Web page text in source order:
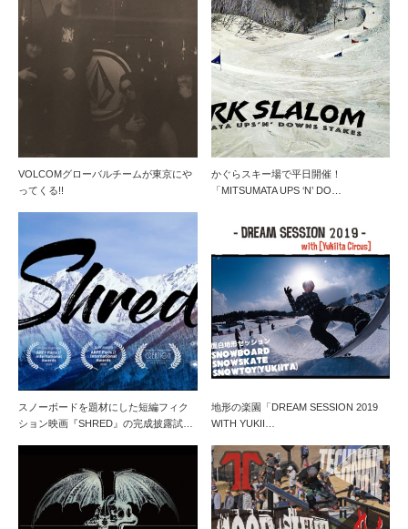
VOLCOMグローバルチームが東京にや
ってくる!!
かぐらスキー場で平日開催！
「MITSUMATA UPS ‘N’ DO…
スノーボードを題材にした短編フィク
ション映画『SHRED』の完成披露試…
地形の楽園「DREAM SESSION 2019
WITH YUKII…